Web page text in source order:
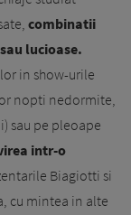
combinatii
lucioase.
in show-urile
nopti nedormite,
sau pe pleoape
intr-o
Biagiotti si
cu mintea in alte